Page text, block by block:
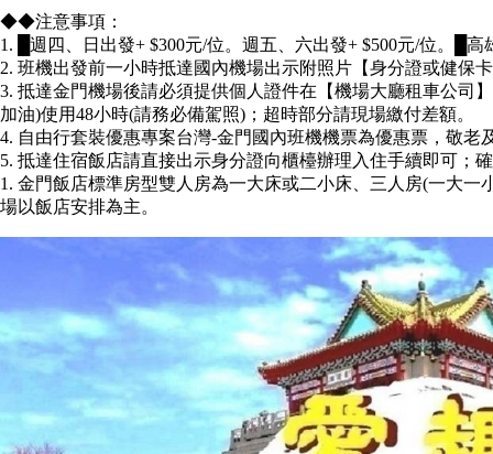
◆◆注意事項：
1. █週四、日出發+ $300元/位。週五、六出發+ $500元/位。█
2. 班機出發前一小時抵達國內機場出示附照片【身分證或健保
3. 抵達金門機場後請必須提供個人證件在【機場大廳租車公司
加油)使用48小時(請務必備駕照)；超時部分請現場繳付差額。
4. 自由行套裝優惠專案台灣-金門國內班機機票為優惠票，敬老
5. 抵達住宿飯店請直接出示身分證向櫃檯辦理入住手續即可；
1. 金門飯店標準房型雙人房為一大床或二小床、三人房(一大
場以飯店安排為主。